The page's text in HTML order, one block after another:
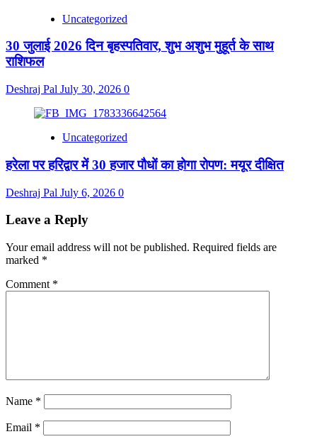
Uncategorized
30 जुलाई 2026 दिन बृहस्पतिवार, शुभ अशुभ मुहूर्त के साथ
राशिफल
Deshraj Pal July 30, 2026 0
Uncategorized
हरेला पर हरिद्वार में 30 हजार पौधों का होगा रोपण: मयूर दीक्षित
Deshraj Pal July 6, 2026 0
Leave a Reply
Your email address will not be published. Required fields are
marked *
Comment *
Name *
Email *